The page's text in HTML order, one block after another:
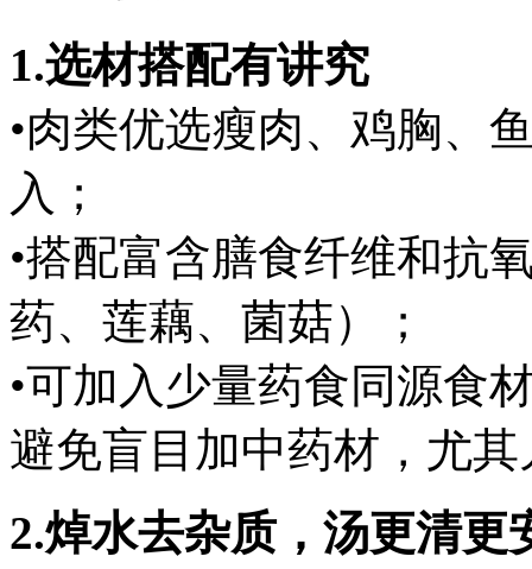
1.选材搭配有讲究
•肉类优选瘦肉、鸡胸、
入；
•搭配富含膳食纤维和抗
药、莲藕、菌菇）；
•可加入少量药食同源食
避免盲目加中药材，尤
2.焯水去杂质，汤更清更